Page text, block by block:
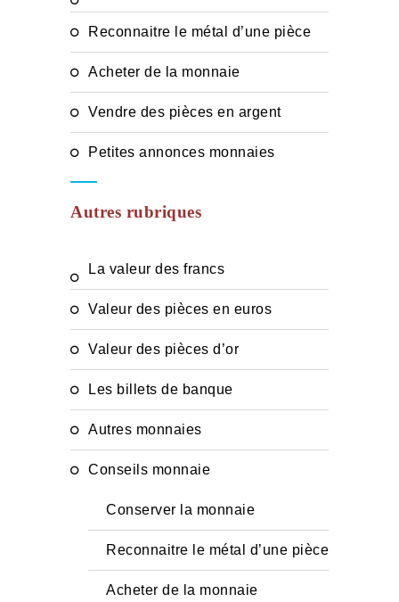
Reconnaitre le métal d’une pièce
Acheter de la monnaie
Vendre des pièces en argent
Petites annonces monnaies
Autres rubriques
La valeur des francs
Valeur des pièces en euros
Valeur des pièces d’or
Les billets de banque
Autres monnaies
Conseils monnaie
Conserver la monnaie
Reconnaitre le métal d’une pièce
Acheter de la monnaie